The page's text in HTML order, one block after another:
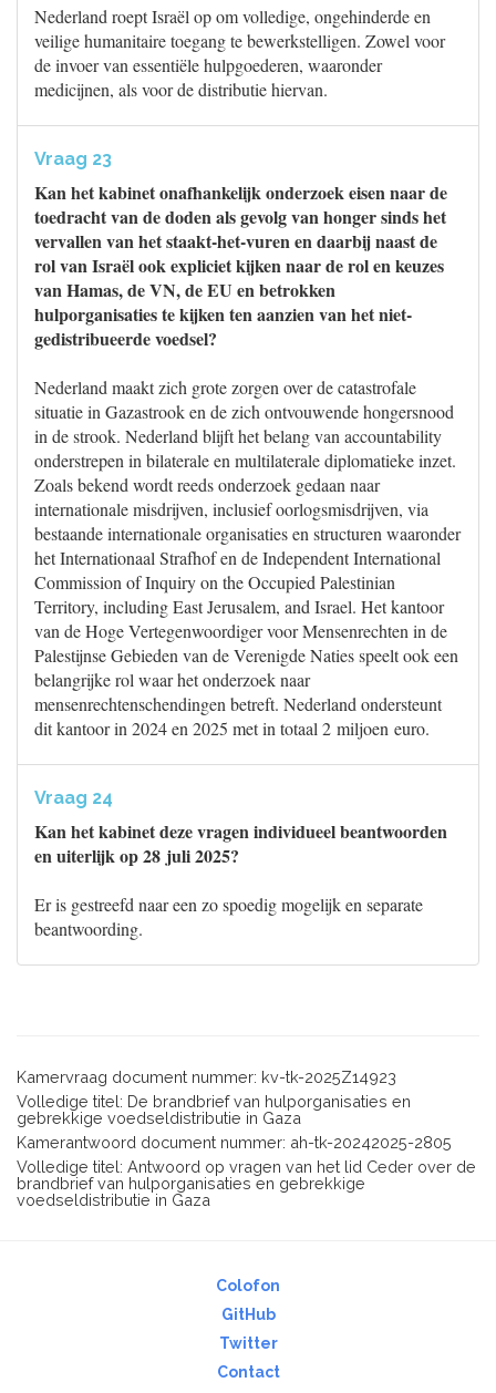
Nederland roept Israël op om volledige, ongehinderde en
veilige humanitaire toegang te bewerkstelligen. Zowel voor
de invoer van essentiële hulpgoederen, waaronder
medicijnen, als voor de distributie hiervan.
Vraag 23
Kan het kabinet onafhankelijk onderzoek eisen naar de
toedracht van de doden als gevolg van honger sinds het
vervallen van het staakt-het-vuren en daarbij naast de
rol van Israël ook expliciet kijken naar de rol en keuzes
van Hamas, de VN, de EU en betrokken
hulporganisaties te kijken ten aanzien van het niet-
gedistribueerde voedsel?
Nederland maakt zich grote zorgen over de catastrofale
situatie in Gazastrook en de zich ontvouwende hongersnood
in de strook. Nederland blijft het belang van accountability
onderstrepen in bilaterale en multilaterale diplomatieke inzet.
Zoals bekend wordt reeds onderzoek gedaan naar
internationale misdrijven, inclusief oorlogsmisdrijven, via
bestaande internationale organisaties en structuren waaronder
het Internationaal Strafhof en de Independent International
Commission of Inquiry on the Occupied Palestinian
Territory, including East Jerusalem, and Israel. Het kantoor
van de Hoge Vertegenwoordiger voor Mensenrechten in de
Palestijnse Gebieden van de Verenigde Naties speelt ook een
belangrijke rol waar het onderzoek naar
mensenrechtenschendingen betreft. Nederland ondersteunt
dit kantoor in 2024 en 2025 met in totaal 2 miljoen euro.
Vraag 24
Kan het kabinet deze vragen individueel beantwoorden
en uiterlijk op 28 juli 2025?
Er is gestreefd naar een zo spoedig mogelijk en separate
beantwoording.
Kamervraag document nummer: kv-tk-2025Z14923
Volledige titel: De brandbrief van hulporganisaties en
gebrekkige voedseldistributie in Gaza
Kamerantwoord document nummer: ah-tk-20242025-2805
Volledige titel: Antwoord op vragen van het lid Ceder over de
brandbrief van hulporganisaties en gebrekkige
voedseldistributie in Gaza
Colofon
GitHub
Twitter
Contact